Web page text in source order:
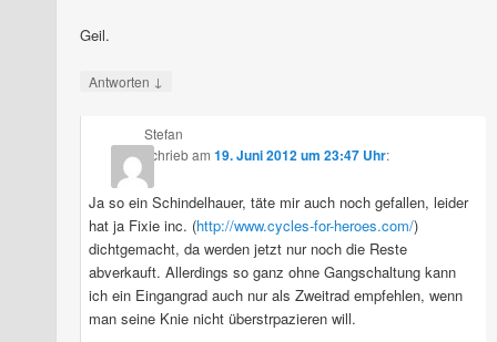
Geil.
Antworten ↓
Stefan
schriebam 19. Juni 2012 um 23:47 Uhr:
Ja so ein Schindelhauer, täte mir auch noch gefallen, leider
hat ja Fixie inc. (http://www.cycles-for-heroes.com/)
dichtgemacht, da werden jetzt nur noch die Reste
abverkauft. Allerdings so ganz ohne Gangschaltung kann
ich ein Eingangrad auch nur als Zweitrad empfehlen, wenn
man seine Knie nicht überstrpazieren will.